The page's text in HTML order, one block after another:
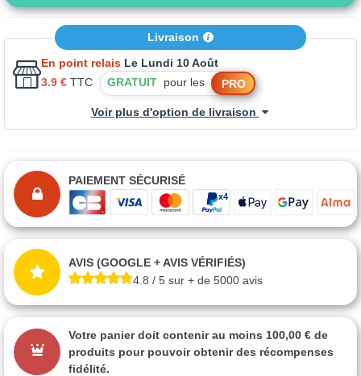
Livraison
En point relais Le Lundi 10 Août
3.9 € TTC GRATUIT pour les PRO
Voir plus d'option de livraison
PAIEMENT SÉCURISÉ
AVIS (GOOGLE + AVIS VÉRIFIÉS)
4.8 / 5 sur + de 5000 avis
Votre panier doit contenir au moins 100,00 € de
produits pour pouvoir obtenir des récompenses
fidélité.